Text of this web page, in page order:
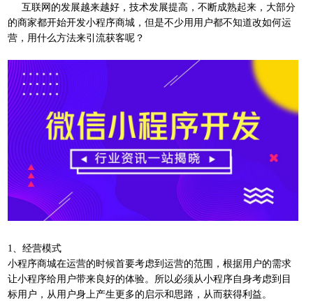
互联网的发展越来越好，技术发展提高，不断成熟起来，大部分
的商家都开始开发小程序商城，但是不少用用户都不知道改如何运
营，用什么方法来引流获客呢？
1、经营模式
小程序商城在运营的时候首要考虑到运营的范围，根据用户的需求
让小程序给用户带来良好的体验。所以必须从小程序自身考虑到目
标用户，从用户身上产生更多的启示和思路，从而获得利益。